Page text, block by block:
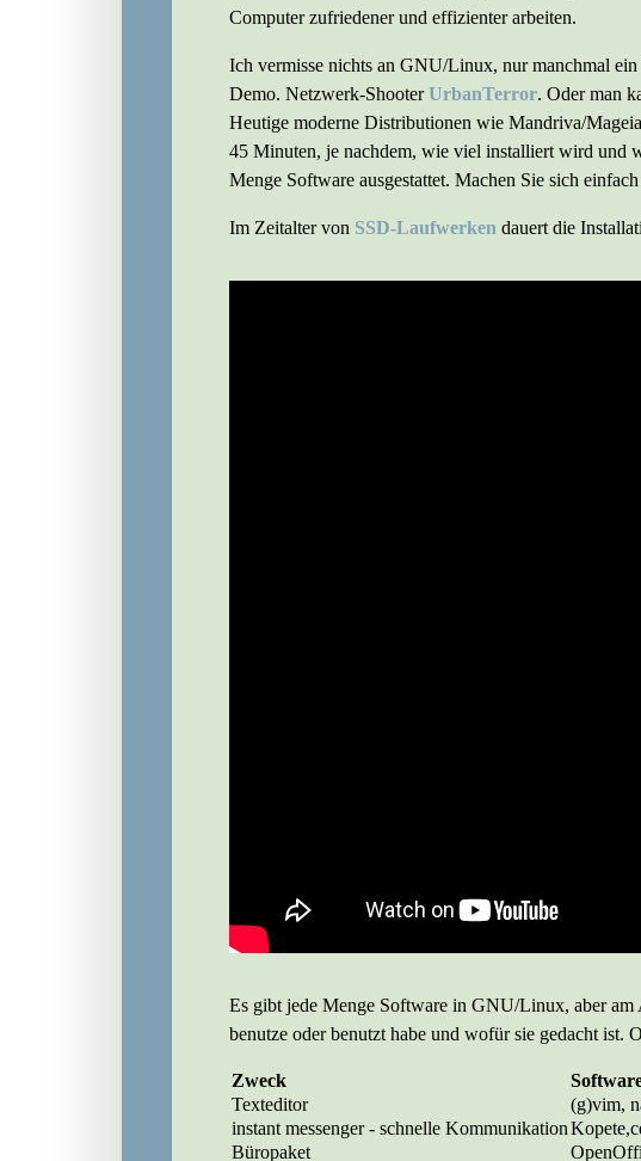
Computer zufriedener und effizienter arbeiten.
Ich vermisse nichts an GNU/Linux, nur manchmal
Demo. Netzwerk-ShooterUrbanTerror. Oder man
Heutige moderne Distributionen wie Mandriva/
45 Minuten, je nachdem, wie viel installiert wird und
Menge Software ausgestattet. Machen Sie sich
Im Zeitalter von SSD-Laufwerken dauert die
Es gibt jede Menge Software in GNU/Linux, aber
benutze oder benutzt habe und wofür sie gedacht ist.
Zweck
Texteditor
(g)vim,
instant messenger - schnelle Kommunikation
Büropaket